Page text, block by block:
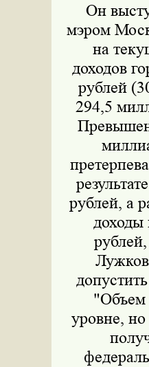
Он
мэром
на
доходов
рублей
294,5
рублей, а
доходы
Лужков
"Объем
уровне,